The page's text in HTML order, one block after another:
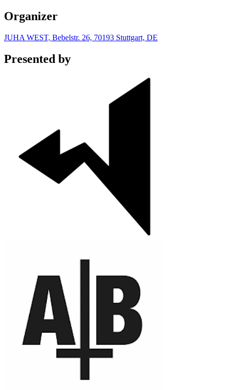
Organizer
JUHA WEST, Bebelstr. 26, 70193 Stuttgart, DE
Presented by